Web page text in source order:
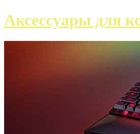
Аксессуары для